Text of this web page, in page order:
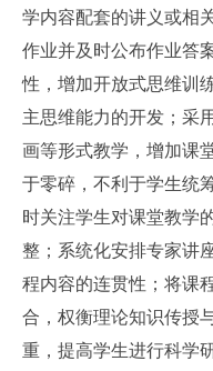
学内容配套的讲义或相
作业并及时公布作业答
性，增加开放式思维训
主思维能力的开发；采
画等形式教学，增加课
于零碎，不利于学生统
时关注学生对课堂教学
整；系统化安排专家讲
程内容的连贯性；将课
合，权衡理论知识传授
重，提高学生进行科学